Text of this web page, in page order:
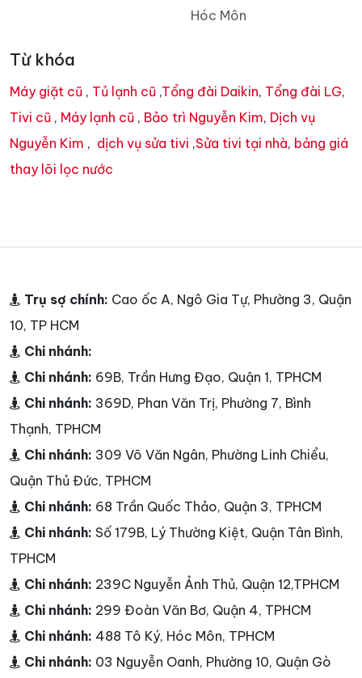
Hóc Môn
Từ khóa
Máy giặt cũ , Tủ lạnh cũ ,Tổng đài Daikin, Tổng đài LG,
Tivi cũ , Máy lạnh cũ , Bảo trì Nguyễn Kim, Dịch vụ
Nguyễn Kim , dịch vụ sửa tivi ,Sửa tivi tại nhà, bảng giá
thay lõi lọc nước
Trụ sợ chính: Cao ốc A, Ngô Gia Tự, Phường 3, Quận
10, TP HCM
Chi nhánh:
Chi nhánh: 69B, Trần Hưng Đạo, Quận 1, TPHCM
Chi nhánh: 369D, Phan Văn Trị, Phường 7, Bình
Thạnh, TPHCM
Chi nhánh: 309 Võ Văn Ngân, Phường Linh Chiểu,
Quận Thủ Đức, TPHCM
Chi nhánh: 68 Trần Quốc Thảo, Quận 3, TPHCM
Chi nhánh: Số 179B, Lý Thường Kiệt, Quận Tân Bình,
TPHCM
Chi nhánh: 239C Nguyễn Ảnh Thủ, Quận 12,TPHCM
Chi nhánh: 299 Đoàn Văn Bơ, Quận 4, TPHCM
Chi nhánh: 488 Tô Ký, Hóc Môn, TPHCM
Chi nhánh: 03 Nguyễn Oanh, Phường 10, Quận Gò